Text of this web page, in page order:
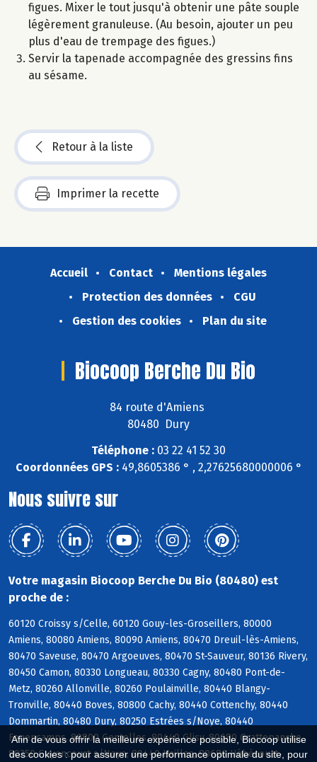
Afin de vous offrir la meilleure expérience possible, Biocoop utilise
des cookies : pour assurer une performance optimale du site, pour
figues. Mixer le tout jusqu'à obtenir une pâte souple
légèrement granuleuse. (Au besoin, ajouter un peu
plus d'eau de trempage des figues.)
Servir la tapenade accompagnée des gressins fins
au sésame.
Retour à la liste
Imprimer la recette
Accueil Contact
Mentions légales
Protection des données
CGU
Gestion des cookies
Plan du site
Biocoop Berche Du Bio
84 route d'Amiens
80480 Dury
Téléphone : 03 22 41 52 30
Coordonnées GPS :49,8605386 ° , 2,27625680000006 °
Nous suivre sur
Votre magasin Biocoop Berche Du Bio (80480) est
proche de :
60120 Croissy s/Celle, 60120 Gouy-les-Groseillers, 80000
Amiens, 80080 Amiens, 80090 Amiens, 80470 Dreuil-lès-Amiens,
80470 Saveuse, 80470 Argoeuves, 80470 St-Sauveur, 80136 Rivery,
80450 Camon, 80330 Longueau, 80330 Cagny, 80480 Pont-de-
Metz, 80260 Allonville, 80260 Poulainville, 80440 Blangy-
Tronville, 80440 Boves, 80800 Cachy, 80440 Cottenchy, 80440
Dommartin, 80480 Dury, 80250 Estrées s/Noye, 80440
Fouencamps, 80800 Gentelles, 80440 Glisy, 80680 Grattepanche,
80250 Guyencourt s/Noye, 80440 Hailles, 80680 Hébécourt